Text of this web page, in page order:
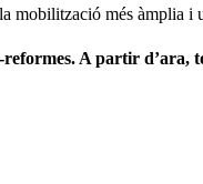
mobilització més àmplia i
A partir d’ara,